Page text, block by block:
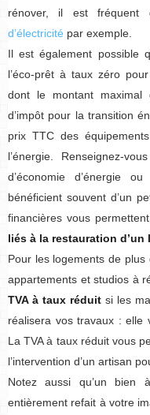
rénover, il est fréquent
d’électricité par exemple.
Il est également possible
l’éco-prêt à taux zéro
dont le montant
d’impôt pour la transition
prix TTC des
l’énergie. Renseignez-
d’économie d’énergie
bénéficient souvent d’un
financières vous
liés à la restauration d’un
Pour les logements de
appartements et studios à
TVA à taux réduit si les
réalisera vos travaux : elle
La TVA à taux réduit vous
l’intervention d’un artisan
Notez aussi qu’un
entièrement refait à votre